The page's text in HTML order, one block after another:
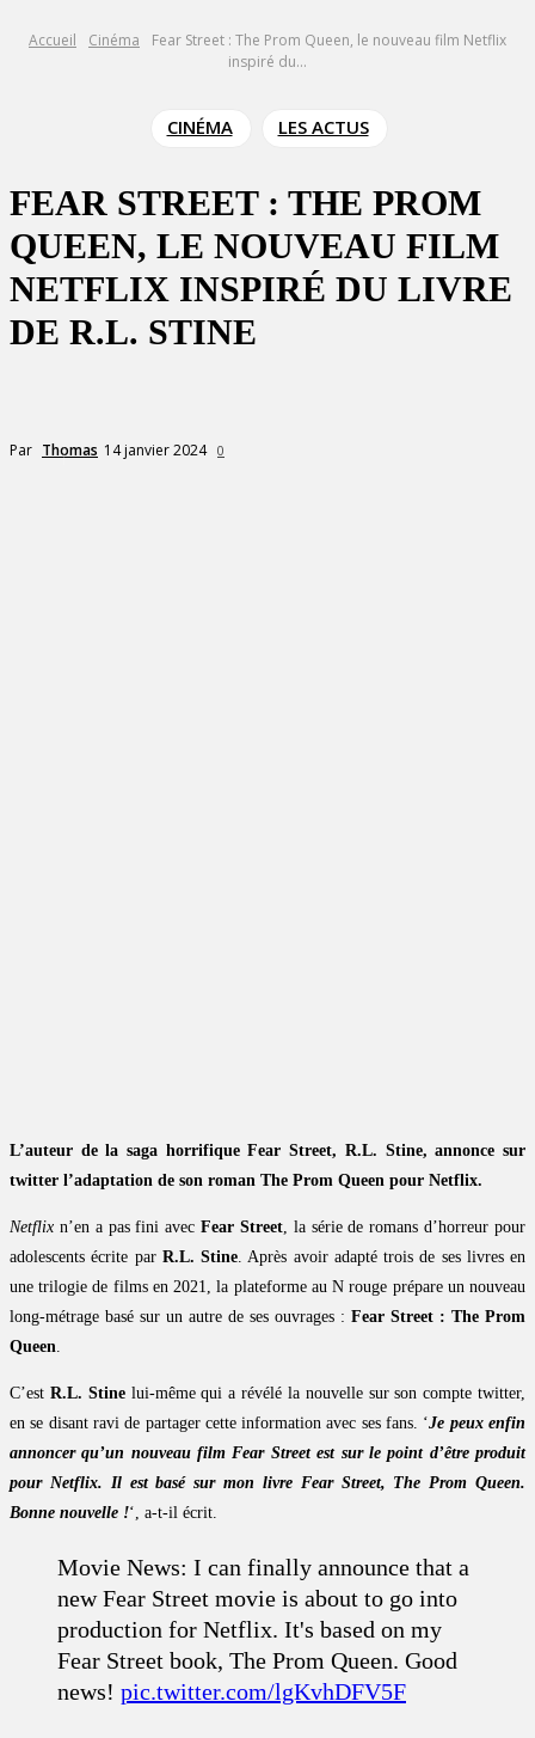
Accueil Cinéma
Fear Street : The Prom Queen, le nouveau film Netflix
inspiré du...
CINÉMA LES ACTUS
FEAR STREET : THE PROM
QUEEN, LE NOUVEAU FILM
NETFLIX INSPIRÉ DU LIVRE
DE R.L. STINE
Par Thomas 14 janvier 2024 0
L’auteur de la saga horrifique Fear Street, R.L. Stine, annonce sur
twitter l’adaptation de son roman The Prom Queen pour Netflix.
Netflix n’en a pas fini avecFear Street, la série de romans d’horreur pour
adolescents écrite par R.L. Stine. Après avoir adapté trois de ses livres en
une trilogie de films en 2021, la plateforme au N rouge prépare un nouveau
long-métrage basé sur un autre de ses ouvrages : Fear Street : The Prom
Queen.
C’est R.L. Stinelui-même qui a révélé la nouvelle sur son compte twitter,
en se disant ravi de partager cette information avec ses fans. ‘Je peux enfin
annoncer qu’un nouveau film Fear Street est sur le point d’être produit
pour Netflix. Il est basé sur mon livre Fear Street, The Prom Queen.
Bonne nouvelle !‘, a-t-il écrit.
Movie News: I can finally announce that a
new Fear Street movie is about to go into
production for Netflix. It's based on my
Fear Street book, The Prom Queen. Good
news! pic.twitter.com/lgKvhDFV5F